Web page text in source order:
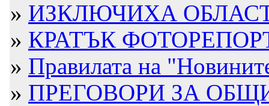
» ИЗКЛЮЧИХА
» КРАТЪК
» Правилата на
» ПРЕГОВОРИ ЗА